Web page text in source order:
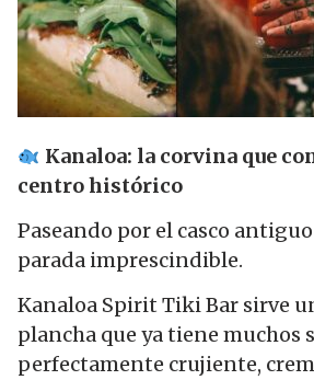
Kanaloa: la corvina que
centro histórico
Paseando por el casco
parada imprescindible.
Kanaloa Spirit Tiki Bar sirve
plancha que ya tiene muchos
perfectamente crujiente,